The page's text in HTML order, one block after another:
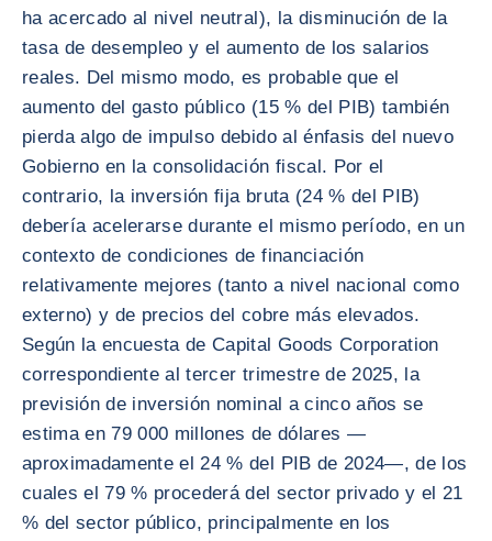
ha acercado al nivel neutral), la disminución de la
tasa de desempleo y el aumento de los salarios
reales. Del mismo modo, es probable que el
aumento del gasto público (15 % del PIB) también
pierda algo de impulso debido al énfasis del nuevo
Gobierno en la consolidación fiscal. Por el
contrario, la inversión fija bruta (24 % del PIB)
debería acelerarse durante el mismo período, en un
contexto de condiciones de financiación
relativamente mejores (tanto a nivel nacional como
externo) y de precios del cobre más elevados.
Según la encuesta de Capital Goods Corporation
correspondiente al tercer trimestre de 2025, la
previsión de inversión nominal a cinco años se
estima en 79 000 millones de dólares —
aproximadamente el 24 % del PIB de 2024—, de los
cuales el 79 % procederá del sector privado y el 21
% del sector público, principalmente en los